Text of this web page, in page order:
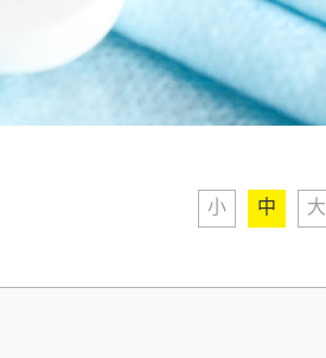
小 中 大